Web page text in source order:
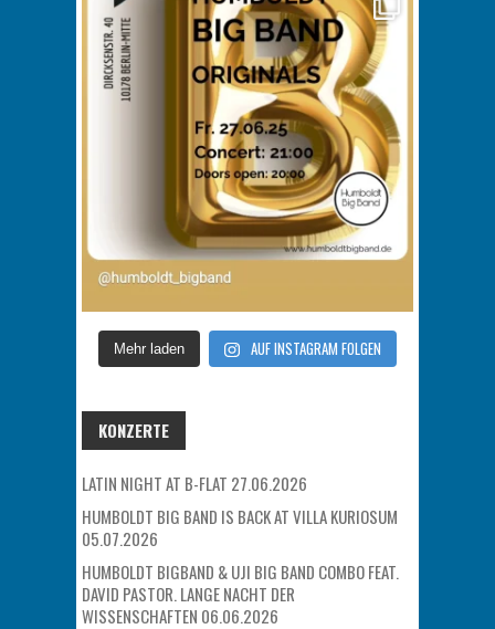
Mehr laden AUF INSTAGRAM FOLGEN
KONZERTE
LATIN NIGHT AT B-FLAT 27.06.2026
HUMBOLDT BIG BAND IS BACK AT VILLA KURIOSUM
05.07.2026
HUMBOLDT BIGBAND & UJI BIG BAND COMBO FEAT.
DAVID PASTOR. LANGE NACHT DER
WISSENSCHAFTEN 06.06.2026